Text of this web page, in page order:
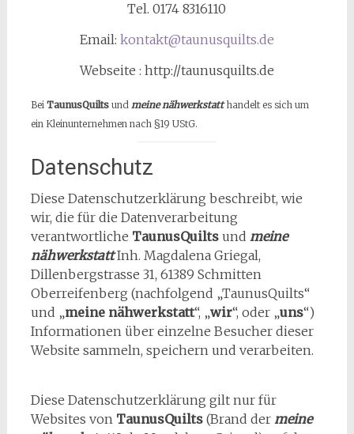
Tel. 0174 8316110
Email: kontakt@taunusquilts.de
Webseite : http://taunusquilts.de
Bei TaunusQuiltsund meine nähwerkstatthandelt es sich um
ein Kleinunternehmen nach §19 UStG.
Datenschutz
Diese Datenschutzerklärung beschreibt, wie
wir, die für die Datenverarbeitung
verantwortliche TaunusQuiltsund meine
nähwerkstattInh. Magdalena Griegal,
Dillenbergstrasse 31, 61389 Schmitten
Oberreifenberg (nachfolgend „TaunusQuilts“
und „meine nähwerkstatt“, „wir“, oder „uns“)
Informationen über einzelne Besucher dieser
Website sammeln, speichern und verarbeiten.
Diese Datenschutzerklärung gilt nur für
Websites von TaunusQuilts(Brand der meine